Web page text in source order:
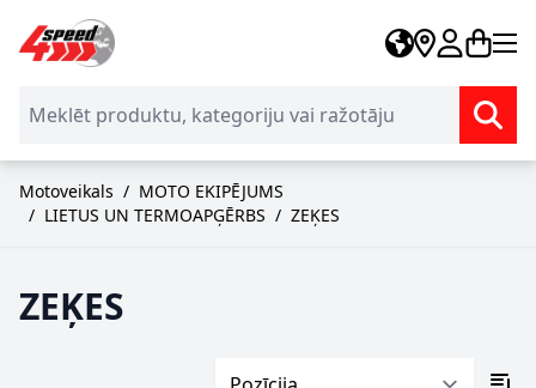
Skip to Content
Motoveikals / MOTO EKIPĒJUMS
/ LIETUS UN TERMOAPĢĒRBS / ZEĶES
ZEĶES